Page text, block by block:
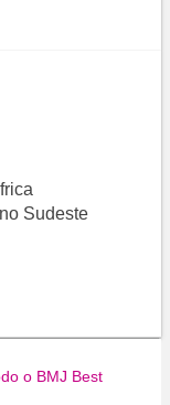
Sudeste
o BMJ Best